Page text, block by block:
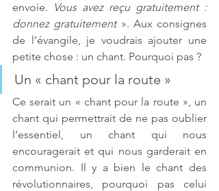
envoie.
Vous avez reçu gratuitement :
donnez gratuitement ». Aux consignes
de l’évangile, je voudrais ajouter une
petite chose : un chant. Pourquoi pas ?
Un « chant pour la route »
Ce serait un « chant pour la route », un
chant qui permettrait de ne pas oublier
l’essentiel, un chant qui nous
encouragerait et qui nous garderait en
communion. Il y a bien le chant des
révolutionnaires, pourquoi pas celui